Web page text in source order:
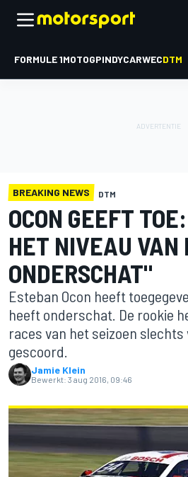
FORMULE 1MOTOGPINDYCARWECDTM
BREAKING NEWS DTM
OCON GEEFT
HET NIVEAU VAN
ONDERSCHAT"
Esteban Ocon heeft
heeft onderschat. De rookie
races van het seizoen
gescoord.
Jamie Klein
Bewerkt: 3 aug 2016, 09:46